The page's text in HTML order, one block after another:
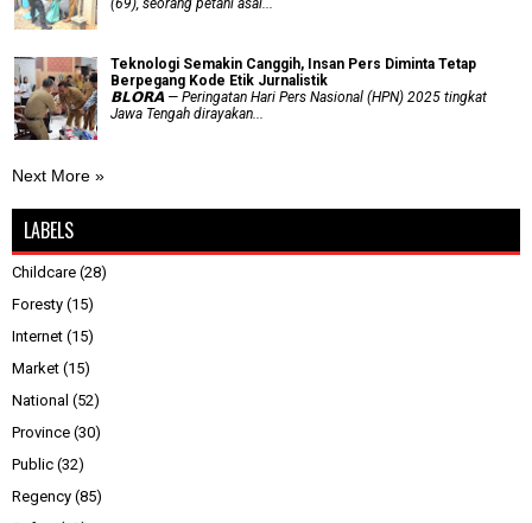
(69), seorang petani asal...
Teknologi Semakin Canggih, Insan Pers Diminta Tetap
Berpegang Kode Etik Jurnalistik
𝗕𝗟𝗢𝗥𝗔 — Peringatan Hari Pers Nasional (HPN) 2025 tingkat
Jawa Tengah dirayakan...
Next More »
LABELS
Childcare (28)
Foresty (15)
Internet (15)
Market (15)
National (52)
Province (30)
Public (32)
Regency (85)